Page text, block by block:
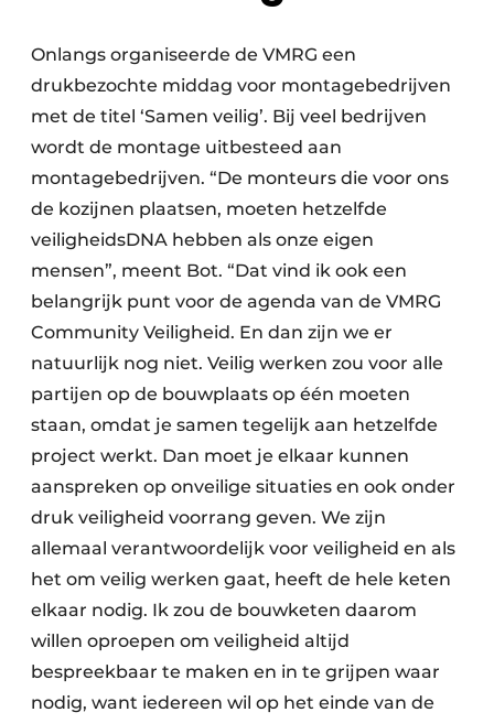
Onlangs organiseerde de VMRG een
drukbezochte middag voor montagebedrijven
met de titel ‘Samen veilig’. Bij veel bedrijven
wordt de montage uitbesteed aan
montagebedrijven. “De monteurs die voor ons
de kozijnen plaatsen, moeten hetzelfde
veiligheidsDNA hebben als onze eigen
mensen”, meent Bot. “Dat vind ik ook een
belangrijk punt voor de agenda van de VMRG
Community Veiligheid. En dan zijn we er
natuurlijk nog niet. Veilig werken zou voor alle
partijen op de bouwplaats op één moeten
staan, omdat je samen tegelijk aan hetzelfde
project werkt. Dan moet je elkaar kunnen
aanspreken op onveilige situaties en ook onder
druk veiligheid voorrang geven. We zijn
allemaal verantwoordelijk voor veiligheid en als
het om veilig werken gaat, heeft de hele keten
elkaar nodig. Ik zou de bouwketen daarom
willen oproepen om veiligheid altijd
bespreekbaar te maken en in te grijpen waar
nodig, want iedereen wil op het einde van de